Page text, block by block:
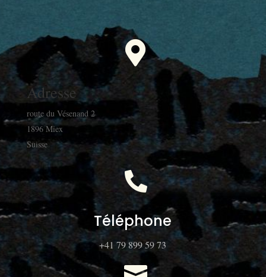

Adresse
route du Vésenand 2
1896 Miex
Suisse

Téléphone
+41 79 899 59 73